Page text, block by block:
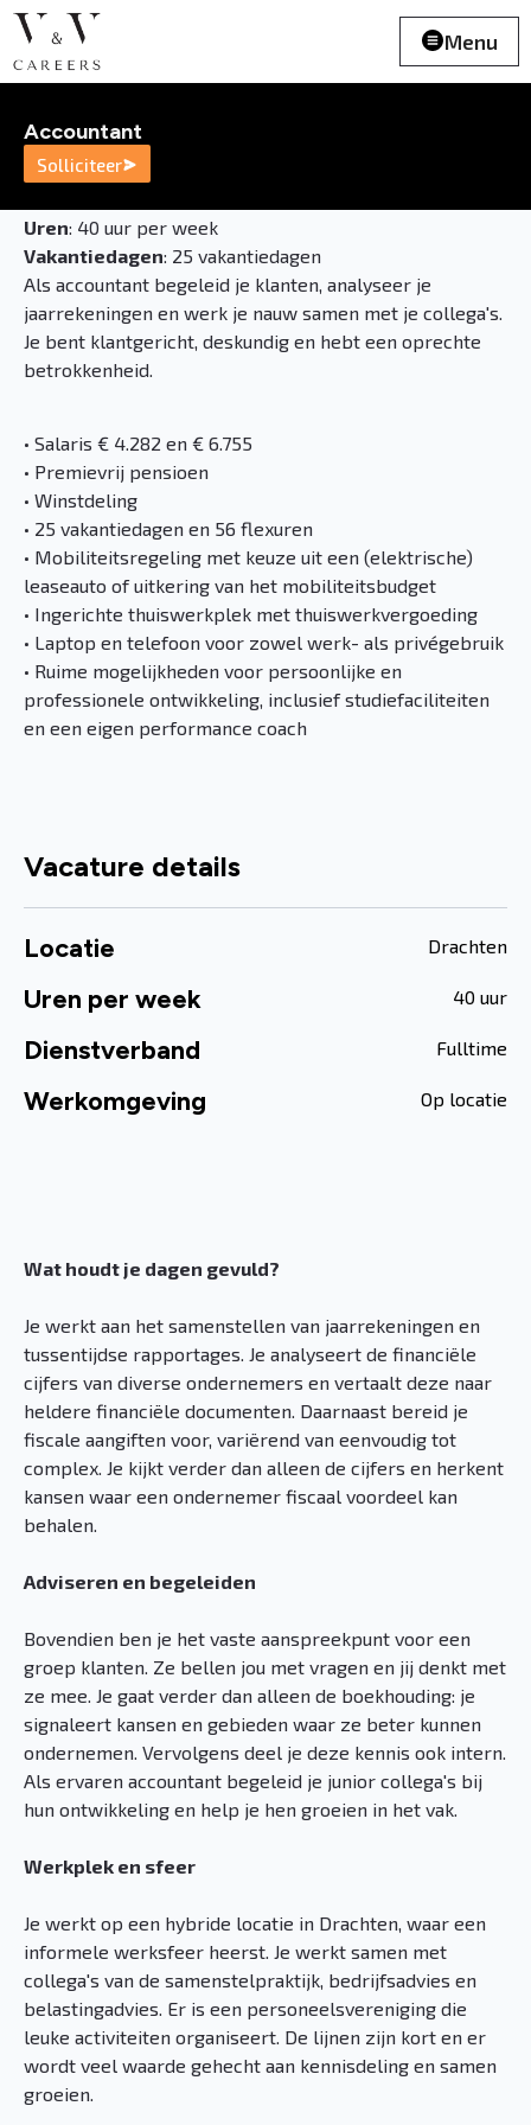
Menu
Accountant
Solliciteer
Uren: 40 uur per week
Vakantiedagen: 25 vakantiedagen
Als accountant begeleid je klanten, analyseer je
jaarrekeningen en werk je nauw samen met je collega's.
Je bent klantgericht, deskundig en hebt een oprechte
betrokkenheid.
• Salaris € 4.282 en € 6.755
• Premievrij pensioen
• Winstdeling
• 25 vakantiedagen en 56 flexuren
• Mobiliteitsregeling met keuze uit een (elektrische)
leaseauto of uitkering van het mobiliteitsbudget
• Ingerichte thuiswerkplek met thuiswerkvergoeding
• Laptop en telefoon voor zowel werk- als privégebruik
• Ruime mogelijkheden voor persoonlijke en
professionele ontwikkeling, inclusief studiefaciliteiten
en een eigen performance coach
Vacature details
Locatie Drachten
Uren per week 40 uur
Dienstverband Fulltime
Werkomgeving Op locatie
Wat houdt je dagen gevuld?
Je werkt aan het samenstellen van jaarrekeningen en
tussentijdse rapportages. Je analyseert de financiële
cijfers van diverse ondernemers en vertaalt deze naar
heldere financiële documenten. Daarnaast bereid je
fiscale aangiften voor, variërend van eenvoudig tot
complex. Je kijkt verder dan alleen de cijfers en herkent
kansen waar een ondernemer fiscaal voordeel kan
behalen.
Adviseren en begeleiden
Bovendien ben je het vaste aanspreekpunt voor een
groep klanten. Ze bellen jou met vragen en jij denkt met
ze mee. Je gaat verder dan alleen de boekhouding: je
signaleert kansen en gebieden waar ze beter kunnen
ondernemen. Vervolgens deel je deze kennis ook intern.
Als ervaren accountant begeleid je junior collega's bij
hun ontwikkeling en help je hen groeien in het vak.
Werkplek en sfeer
Je werkt op een hybride locatie in Drachten, waar een
informele werksfeer heerst. Je werkt samen met
collega's van de samenstelpraktijk, bedrijfsadvies en
belastingadvies. Er is een personeelsvereniging die
leuke activiteiten organiseert. De lijnen zijn kort en er
wordt veel waarde gehecht aan kennisdeling en samen
groeien.